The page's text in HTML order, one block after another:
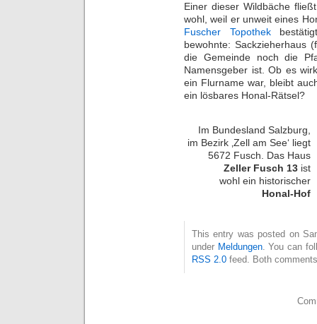
Einer dieser Wildbäche
wohl, weil er unweit eines
Fuscher Topothek
bewohnte: Sackzieherhaus
die Gemeinde noch die
Namensgeber ist. Ob es
ein Flurname war, bleibt
ein lösbares Honal-Rätsel?
Im Bundesland Salzburg,
im Bezirk ‚Zell am See‘ liegt
5672 Fusch. Das Haus
Zeller Fusch 13 ist
wohl ein historischer
Honal-Hof
This entry was posted on
under Meldungen. You can
RSS 2.0 feed. Both